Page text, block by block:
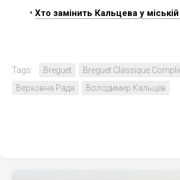
• Хто замінить Кальцева у
Tags: Breguet
Breguet Classique
Верховна Рада
Володимир Кальцев